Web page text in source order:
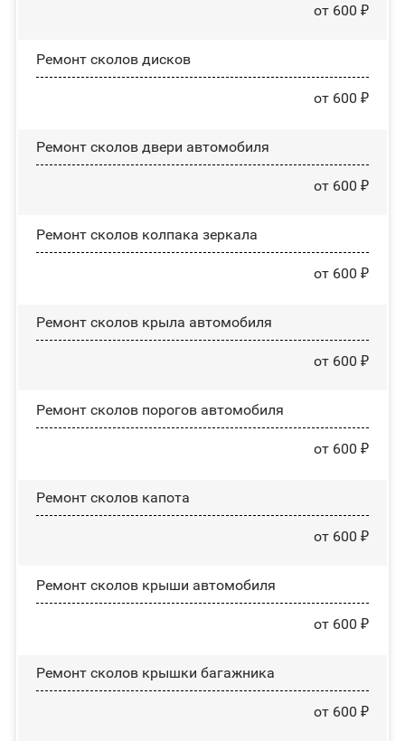
от 600 ₽
Ремонт сколов дисков
от 600 ₽
Ремонт сколов двери автомобиля
от 600 ₽
Ремонт сколов колпака зеркала
от 600 ₽
Ремонт сколов крыла автомобиля
от 600 ₽
Ремонт сколов порогов автомобиля
от 600 ₽
Ремонт сколов капота
от 600 ₽
Ремонт сколов крыши автомобиля
от 600 ₽
Ремонт сколов крышки багажника
от 600 ₽